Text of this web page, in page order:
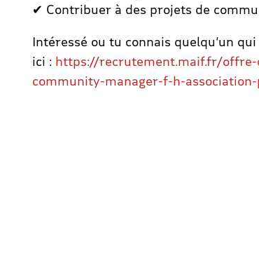
✔ Contribuer à des projets de
Intéressé ou tu connais quelqu’un
ici : https://recrutement.maif.fr/
community-manager-f-h-